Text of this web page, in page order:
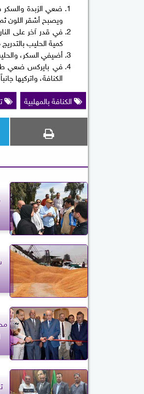
ضعي الزبدة والسكر
ويصبح أشقر اللون
في قدر آخر على
كمية الحليب
أضيفي السكر،
في بايركس ضعي
الكنافة، واتركيها جانباً حتى تبرد ثم
الكنافة بالمهلبية